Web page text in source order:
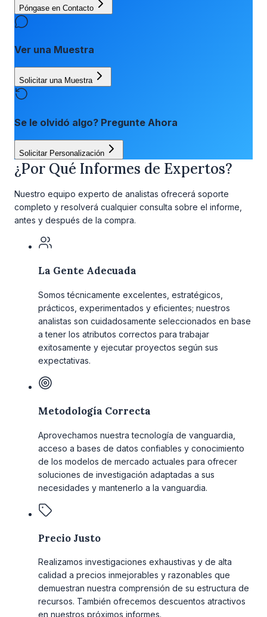
Póngase en Contacto
Ver una Muestra
Solicitar una Muestra
Se le olvidó algo? Pregunte Ahora
Solicitar Personalización
¿Por Qué Informes de Expertos?
Nuestro equipo experto de analistas ofrecerá soporte
completo y resolverá cualquier consulta sobre el informe,
antes y después de la compra.
La Gente Adecuada
Somos técnicamente excelentes, estratégicos,
prácticos, experimentados y eficientes; nuestros
analistas son cuidadosamente seleccionados en base
a tener los atributos correctos para trabajar
exitosamente y ejecutar proyectos según sus
expectativas.
Metodología Correcta
Aprovechamos nuestra tecnología de vanguardia,
acceso a bases de datos confiables y conocimiento
de los modelos de mercado actuales para ofrecer
soluciones de investigación adaptadas a sus
necesidades y mantenerlo a la vanguardia.
Precio Justo
Realizamos investigaciones exhaustivas y de alta
calidad a precios inmejorables y razonables que
demuestran nuestra comprensión de su estructura de
recursos. También ofrecemos descuentos atractivos
en nuestros próximos informes.